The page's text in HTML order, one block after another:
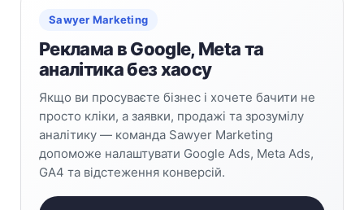
Sawyer Marketing
Реклама в Google, Meta та
аналітика без хаосу
Якщо ви просуваєте бізнес і хочете бачити не
просто кліки, а заявки, продажі та зрозумілу
аналітику — команда Sawyer Marketing
допоможе налаштувати Google Ads, Meta Ads,
GA4 та відстеження конверсій.